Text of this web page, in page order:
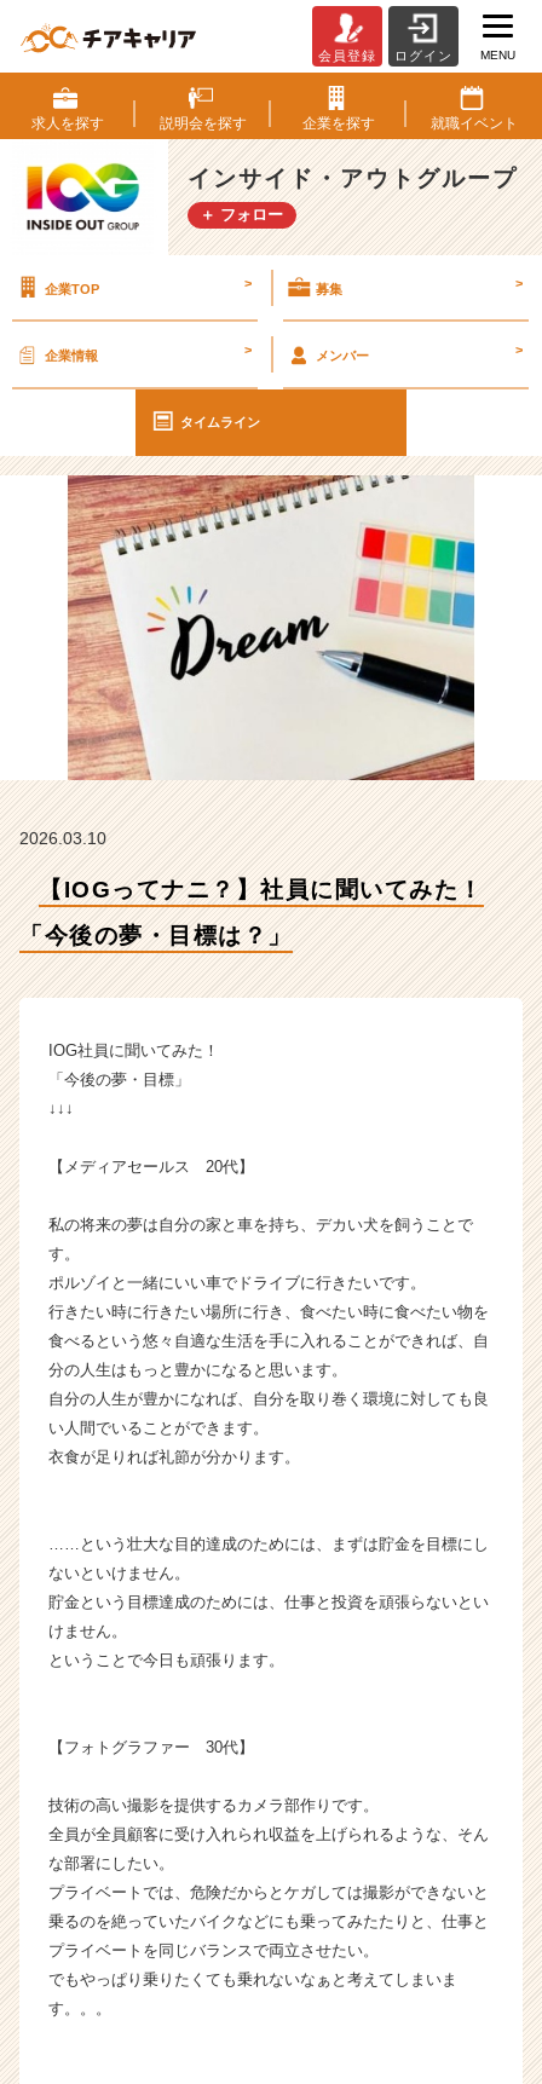
O
G
っ
て
ナ
ニ？】
聞
み
た！
後
の
夢・
は？」
【イ
ン
サ
ウ
ー
プ
の
タ
イ
ン
ー・
長
企
業
か
ス
カ
ウ
届
活
イ
ア
リ
ア
h
e
e
r
会員登録 ログイン MENU
求人を探す 説明会を探す 企業を探す 就職イベント
インサイド・アウトグループ
＋ フォロー
企業TOP > 募集 >
企業情報 > メンバー >
タイムライン
2026.03.10
【IOGってナニ？】社員に聞いてみた！
「今後の夢・目標は？」
IOG社員に聞いてみた！
「今後の夢・目標」
↓↓↓
【メディアセールス 20代】
私の将来の夢は自分の家と車を持ち、デカい犬を飼うことで
す。
ポルゾイと一緒にいい車でドライブに行きたいです。
行きたい時に行きたい場所に行き、食べたい時に食べたい物を
食べるという悠々自適な生活を手に入れることができれば、自
分の人生はもっと豊かになると思います。
自分の人生が豊かになれば、自分を取り巻く環境に対しても良
い人間でいることができます。
衣食が足りれば礼節が分かります。
……という壮大な目的達成のためには、まずは貯金を目標にし
ないといけません。
貯金という目標達成のためには、仕事と投資を頑張らないとい
けません。
ということで今日も頑張ります。
【フォトグラファー 30代】
技術の高い撮影を提供するカメラ部作りです。
全員が全員顧客に受け入れられ収益を上げられるような、そん
な部署にしたい。
プライベートでは、危険だからとケガしては撮影ができないと
乗るのを絶っていたバイクなどにも乗ってみたたりと、仕事と
プライベートを同じバランスで両立させたい。
でもやっぱり乗りたくても乗れないなぁと考えてしまいま
す。。。